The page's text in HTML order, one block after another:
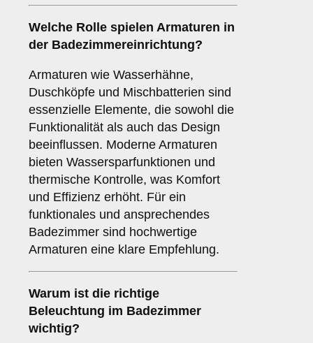
Welche Rolle spielen Armaturen in
der Badezimmereinrichtung?
Armaturen wie Wasserhähne,
Duschköpfe und Mischbatterien sind
essenzielle Elemente, die sowohl die
Funktionalität als auch das Design
beeinflussen. Moderne Armaturen
bieten Wassersparfunktionen und
thermische Kontrolle, was Komfort
und Effizienz erhöht. Für ein
funktionales und ansprechendes
Badezimmer sind hochwertige
Armaturen eine klare Empfehlung.
Warum ist die richtige
Beleuchtung im Badezimmer
wichtig?